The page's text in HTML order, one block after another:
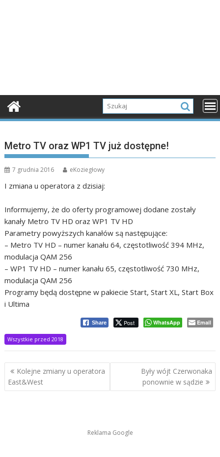
Metro TV oraz WP1 TV już dostępne!
7 grudnia 2016 eKoziegłowy
I zmiana u operatora z dzisiaj:
Informujemy, że do oferty programowej dodane zostały
kanały Metro TV HD oraz WP1 TV HD
Parametry powyższych kanałów są następujące:
– Metro TV HD – numer kanału 64, częstotliwość 394 MHz,
modulacja QAM 256
– WP1 TV HD – numer kanału 65, częstotliwość 730 MHz,
modulacja QAM 256
Programy będą dostępne w pakiecie Start, Start XL, Start Box
i Ultima
Share Post WhatsApp Email
Wszystkie przed 2018
Nawigacja
wpisu
Kolejne zmiany u operatora
East&West
Były wójt Czerwonaka
ponownie w sądzie
Reklama Google